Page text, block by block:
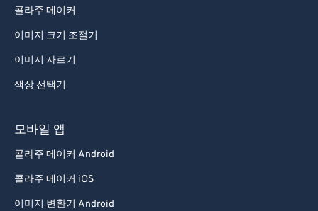
콜라주 메이커
이미지 크기 조절기
이미지 자르기
색상 선택기
모바일 앱
콜라주 메이커 Android
콜라주 메이커 iOS
이미지 변환기 Android